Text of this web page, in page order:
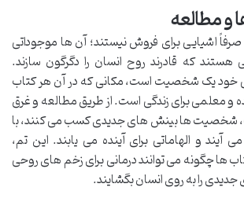
و مطالعه
اشیایی برای فروش نیستند؛ آن ها موجوداتی
که قادرند روح انسان را دگرگون سازند.
خود یک شخصیت است، مکانی که در آن هر کتاب
و معلمی برای زندگی است. از طریق مطالعه و غرق
شخصیت ها بینش های جدیدی کسب می کنند، با
و الهاماتی برای آینده می یابند. این تم،
ها چگونه می توانند درمانی برای زخم های روحی
را به روی انسان بگشایند.